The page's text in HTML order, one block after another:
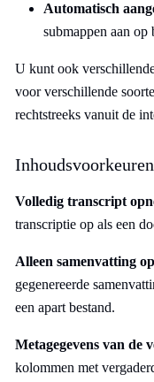
Automatisch
submappen aan
U kunt ook
voor verschillende
rechtstreeks vanuit de
Inhoudsvoorkeuren
Volledig transcript
transcriptie op als een
Alleen samenvatting
gegenereerde
een apart bestand.
Metagegevens van de
kolommen met